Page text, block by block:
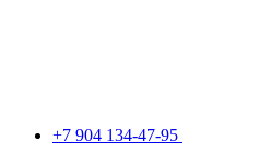
+7 904 134-47-95